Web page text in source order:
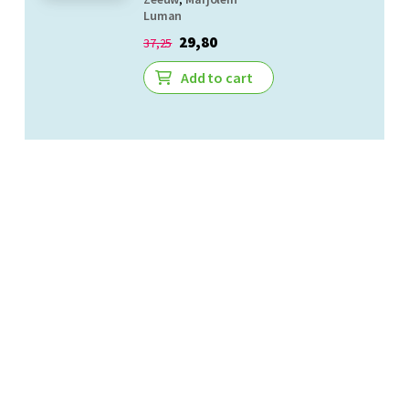
Luman
37,25 29,80
Add to cart